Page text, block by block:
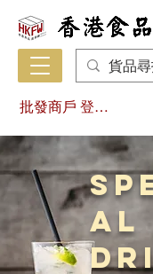
批發商戶 登入/註冊
al